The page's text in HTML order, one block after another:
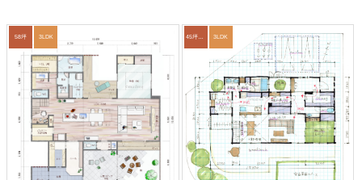
58坪 3LDK 45坪～49坪 3LDK